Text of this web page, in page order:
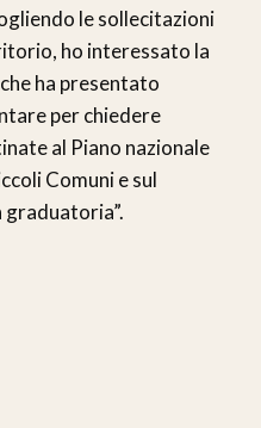
le sollecitazioni
ho interessato la
ha presentato
per chiedere
al Piano nazionale
Comuni e sul